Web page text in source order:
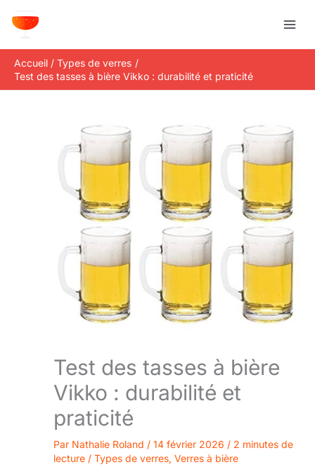
Accueil
Types de verres
Test des tasses à bière Vikko : durabilité et praticité
Test des tasses à bière
Vikko : durabilité et
praticité
Par Nathalie Roland / 14 février 2026 / 2 minutes de
lecture / Types de verres, Verres à bière
e
c
h
e